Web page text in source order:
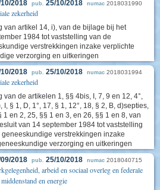
2018 pub. 25/10/2018 numac 2018031990
zekerheid
van artikel 14, i), van de bijlage bij het
1984 tot vaststelling van de
verstrekkingen inzake verplichte
verzorging en uitkeringen
2018 pub. 25/10/2018 numac 2018031994
zekerheid
de artikelen 1, §§ 4bis, I, 7, 9 en 12, 4°,
I, § 1, D, 1°, 17, § 1, 12°, 18, § 2, B, d)septies,
1 en 2, 25, §§ 1 en 3, en 26, §§ 1 en 8, van
van 14 september 1984 tot vaststelling
verstrekkingen inzake
verzorging en uitkeringen
2018 pub. 25/10/2018 numac 2018040715
arbeid en sociaal overleg en federale
en energie